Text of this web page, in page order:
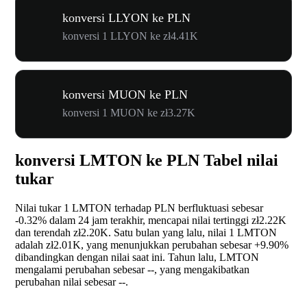
konversi LLYON ke PLN
konversi 1 LLYON ke zł4.41K
konversi MUON ke PLN
konversi 1 MUON ke zł3.27K
konversi LMTON ke PLN Tabel nilai
tukar
Nilai tukar 1 LMTON terhadap PLN berfluktuasi sebesar
-0.32% dalam 24 jam terakhir, mencapai nilai tertinggi zł2.22K
dan terendah zł2.20K. Satu bulan yang lalu, nilai 1 LMTON
adalah zł2.01K, yang menunjukkan perubahan sebesar+9.90%
dibandingkan dengan nilai saat ini. Tahun lalu, LMTON
mengalami perubahan sebesar--, yang mengakibatkan
perubahan nilai sebesar--.